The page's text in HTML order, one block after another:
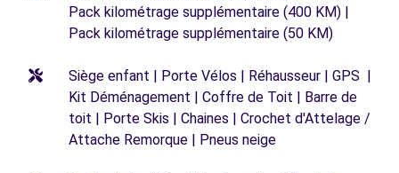
Pack kilométrage supplémentaire (400 KM) |
Pack kilométrage supplémentaire (50 KM)
Siège enfant | Porte Vélos | Réhausseur | GPS |
Kit Déménagement | Coffre de Toit | Barre de
toit | Porte Skis | Chaines | Crochet d'Attelage /
Attache Remorque | Pneus neige